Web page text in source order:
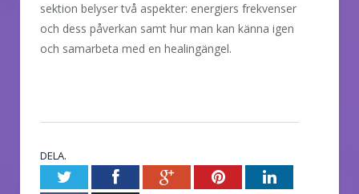
sektion belyser två aspekter: energiers frekvenser
och dess påverkan samt hur man kan känna igen
och samarbeta med en healingängel.
DELA.
TwitterFacebookGoogle+PinterestLinkedIn